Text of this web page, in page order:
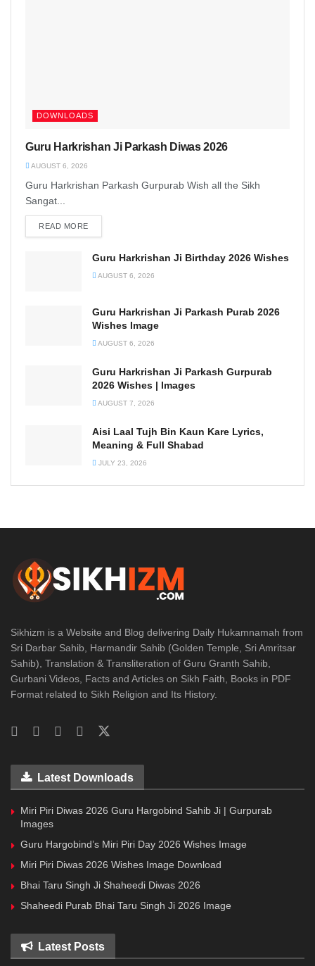
DOWNLOADS
Guru Harkrishan Ji Parkash Diwas 2026
AUGUST 6, 2026
Guru Harkrishan Parkash Gurpurab Wish all the Sikh
Sangat...
READ MORE
Guru Harkrishan Ji Birthday 2026 Wishes
AUGUST 6, 2026
Guru Harkrishan Ji Parkash Purab 2026
Wishes Image
AUGUST 6, 2026
Guru Harkrishan Ji Parkash Gurpurab
2026 Wishes | Images
AUGUST 7, 2026
Aisi Laal Tujh Bin Kaun Kare Lyrics,
Meaning & Full Shabad
JULY 23, 2026
Sikhizm is a Website and Blog delivering Daily Hukamnamah from
Sri Darbar Sahib, Harmandir Sahib (Golden Temple, Sri Amritsar
Sahib), Translation & Transliteration of Guru Granth Sahib,
Gurbani Videos, Facts and Articles on Sikh Faith, Books in PDF
Format related to Sikh Religion and Its History.
Latest Downloads
Miri Piri Diwas 2026 Guru Hargobind Sahib Ji | Gurpurab
Images
Guru Hargobind’s Miri Piri Day 2026 Wishes Image
Miri Piri Diwas 2026 Wishes Image Download
Bhai Taru Singh Ji Shaheedi Diwas 2026
Shaheedi Purab Bhai Taru Singh Ji 2026 Image
Latest Posts